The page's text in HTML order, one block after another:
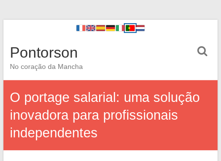
Pontorson
No coração da Mancha
O portage salarial: uma solução
inovadora para profissionais
independentes